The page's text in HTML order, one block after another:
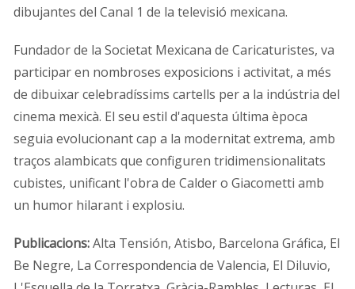
dibujantes del Canal 1 de la televisió mexicana.
Fundador de la Societat Mexicana de Caricaturistes, va
participar en nombroses exposicions i activitat, a més
de dibuixar celebradíssims cartells per a la indústria del
cinema mexicà. El seu estil d'aquesta última època
seguia evolucionant cap a la modernitat extrema, amb
traços alambicats que configuren tridimensionalitats
cubistes, unificant l'obra de Calder o Giacometti amb
un humor hilarant i explosiu.
Publicacions:Alta Tensión, Atisbo, Barcelona Gráfica, El
Be Negre, La Correspondencia de Valencia, El Diluvio,